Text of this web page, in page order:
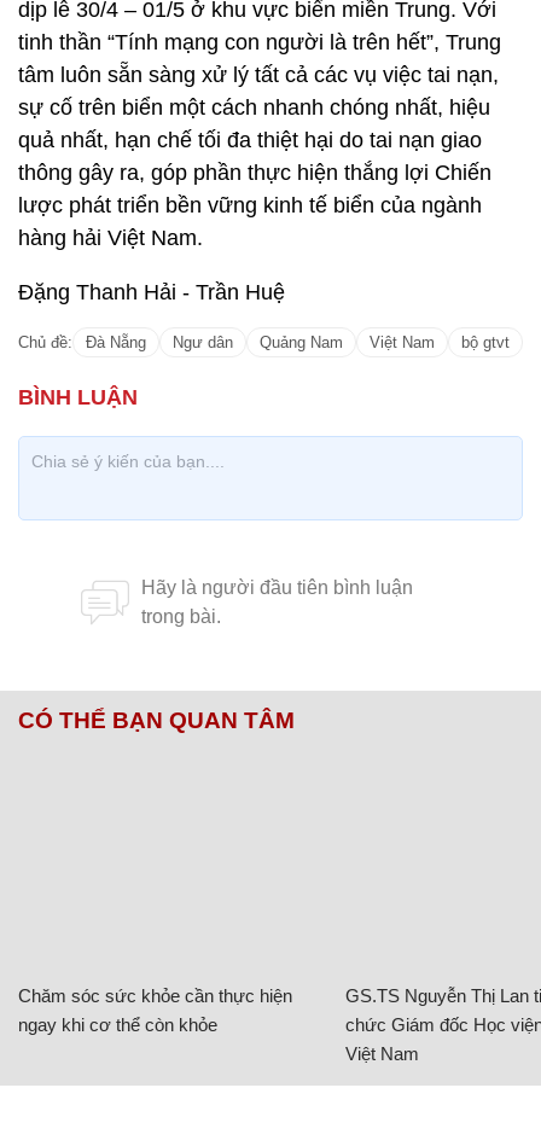
dịp lễ 30/4 – 01/5 ở khu vực biển miền Trung. Với
tinh thần “Tính mạng con người là trên hết”, Trung
tâm luôn sẵn sàng xử lý tất cả các vụ việc tai nạn,
sự cố trên biển một cách nhanh chóng nhất, hiệu
quả nhất, hạn chế tối đa thiệt hại do tai nạn giao
thông gây ra, góp phần thực hiện thắng lợi Chiến
lược phát triển bền vững kinh tế biển của ngành
hàng hải Việt Nam.
Đặng Thanh Hải - Trần Huệ
Chủ đề: Đà Nẵng Ngư dân Quảng Nam Việt Nam bộ gtvt
CÓ THỂ BẠN QUAN TÂM
Chăm sóc sức khỏe cần thực hiện
ngay khi cơ thể còn khỏe
GS.TS Nguyễn Thị Lan
chức Giám đốc Học
Việt Nam